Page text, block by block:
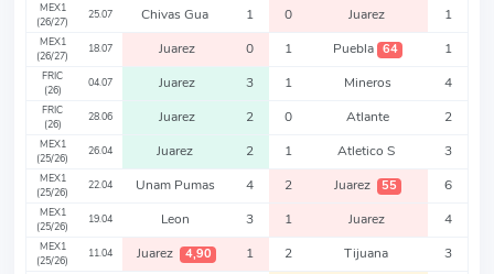
MEX1
(26/27)
25.07 Chivas Gua 1 0 Juarez 1
MEX1
(26/27)
18.07 Juarez 0 1 Puebla 64 1
FRIC
(26)
04.07 Juarez 3 1 Mineros 4
FRIC
(26)
28.06 Juarez 2 0 Atlante 2
MEX1
(25/26)
26.04 Juarez 2 1 Atletico S 3
MEX1
(25/26)
22.04 Unam Pumas 4 2 Juarez 55 6
MEX1
(25/26)
19.04 Leon 3 1 Juarez 4
MEX1
(25/26)
11.04 Juarez 4,90 1 2 Tijuana 3